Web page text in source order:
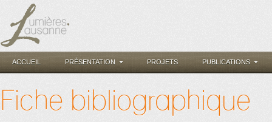
ACCUEIL PRÉSENTATION PROJETS PUBLICATIONS
Fiche bibliographique